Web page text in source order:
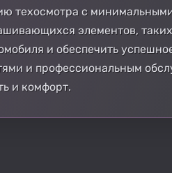
техосмотра с
элементов,
и обеспечить
и профессиональным
и комфорт.